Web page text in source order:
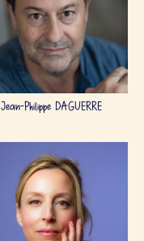
Jean-Philippe DAGUERRE